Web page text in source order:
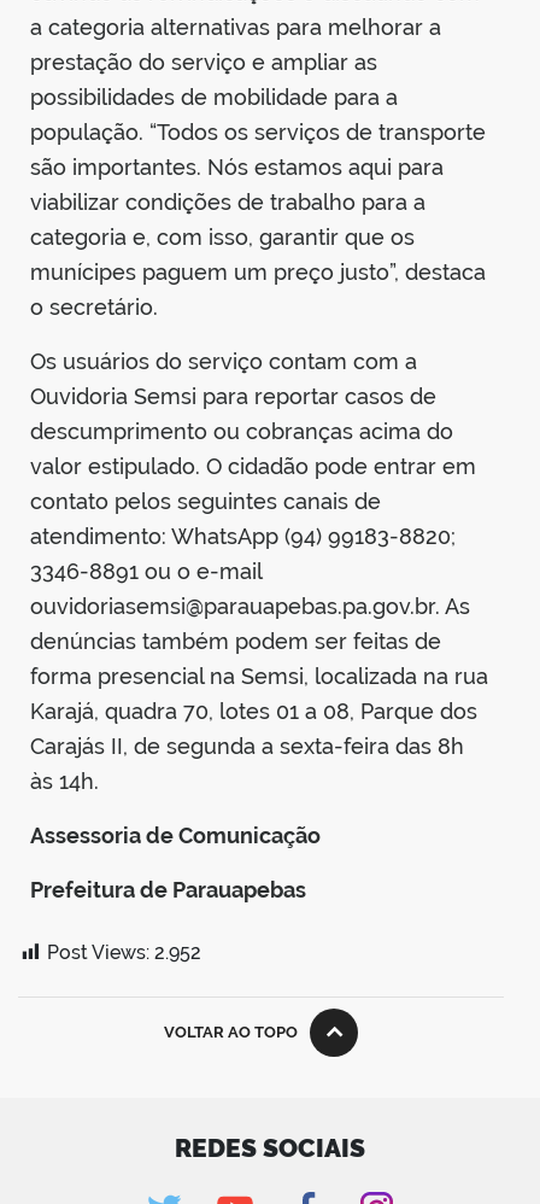
a categoria alternativas para melhorar a
prestação do serviço e ampliar as
possibilidades de mobilidade para a
população. “Todos os serviços de transporte
são importantes. Nós estamos aqui para
viabilizar condições de trabalho para a
categoria e, com isso, garantir que os
munícipes paguem um preço justo”, destaca
o secretário.
Os usuários do serviço contam com a
Ouvidoria Semsi para reportar casos de
descumprimento ou cobranças acima do
valor estipulado. O cidadão pode entrar em
contato pelos seguintes canais de
atendimento: WhatsApp (94) 99183-8820;
3346-8891 ou o e-mail
ouvidoriasemsi@parauapebas.pa.gov.br. As
denúncias também podem ser feitas de
forma presencial na Semsi, localizada na rua
Karajá, quadra 70, lotes 01 a 08, Parque dos
Carajás II, de segunda a sexta-feira das 8h
às 14h.
Assessoria de Comunicação
Prefeitura de Parauapebas
Post Views: 2.952
VOLTAR AO TOPO
REDES SOCIAIS